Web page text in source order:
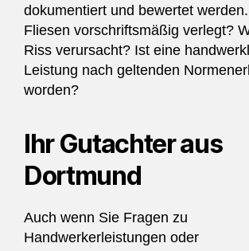
dokumentiert und bewertet
Fliesen vorschriftsmäßig verlegt?
Riss verursacht? Ist eine
Leistung nach geltenden
worden?
Ihr Gutachter aus
Dortmund
Auch wenn Sie Fragen zu
Handwerkerleistungen oder